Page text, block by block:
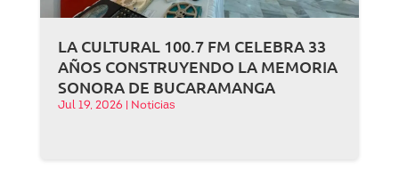
LA CULTURAL 100.7 FM CELEBRA 33
AÑOS CONSTRUYENDO LA MEMORIA
SONORA DE BUCARAMANGA
Jul 19, 2026 Noticias